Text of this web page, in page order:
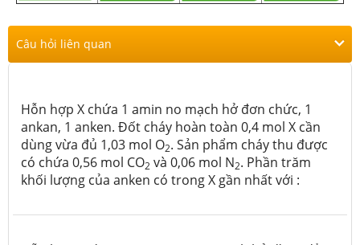
Câu hỏi liên quan
Hỗn hợp X chứa 1 amin no mạch hở đơn chức, 1
ankan, 1 anken. Đốt cháy hoàn toàn 0,4 mol X cần
dùng vừa đủ 1,03 mol O2. Sản phẩm cháy thu được
có chứa 0,56 mol CO2 và 0,06 mol N2. Phần trăm
khối lượng của anken có trong X gần nhất với :